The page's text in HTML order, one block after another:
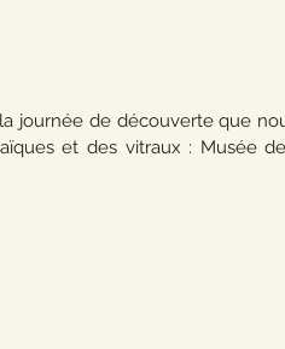
journée de découverte que
et des vitraux : Musée